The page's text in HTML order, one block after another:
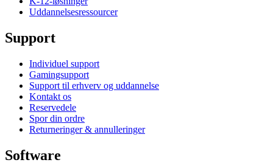
Uddannelsesressourcer
Support
Individuel support
Gamingsupport
Support til erhverv og uddannelse
Kontakt os
Reservedele
Spor din ordre
Returneringer & annulleringer
Software